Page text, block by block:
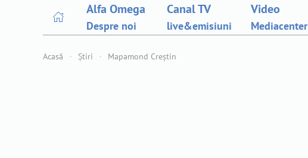
Alfa Omega
Despre noi
Canal TV
live&emisiuni
Video
Mediacenter
Acasă Știri Mapamond Creștin